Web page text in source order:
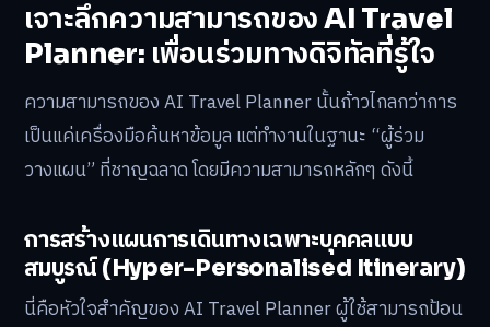
เจาะลึกความสามารถของ AI Travel
Planner: เพื่อนร่วมทางดิจิทัลที่รู้ใจ
ความสามารถของ AI Travel Planner นั้นก้าวไกลกว่าการ
เป็นแค่เครื่องมือค้นหาข้อมูล แต่ทำงานในฐานะ “ผู้ร่วม
วางแผน” ที่ชาญฉลาด โดยมีความสามารถหลักๆ ดังนี้
การสร้างแผนการเดินทางเฉพาะบุคคลแบบ
สมบูรณ์ (Hyper-Personalised Itinerary)
นี่คือหัวใจสำคัญของ AI Travel Planner ผู้ใช้สามารถป้อน